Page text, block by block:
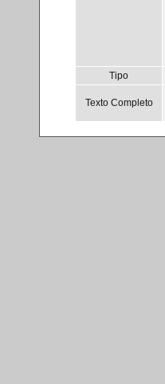
Tipo
Texto Completo